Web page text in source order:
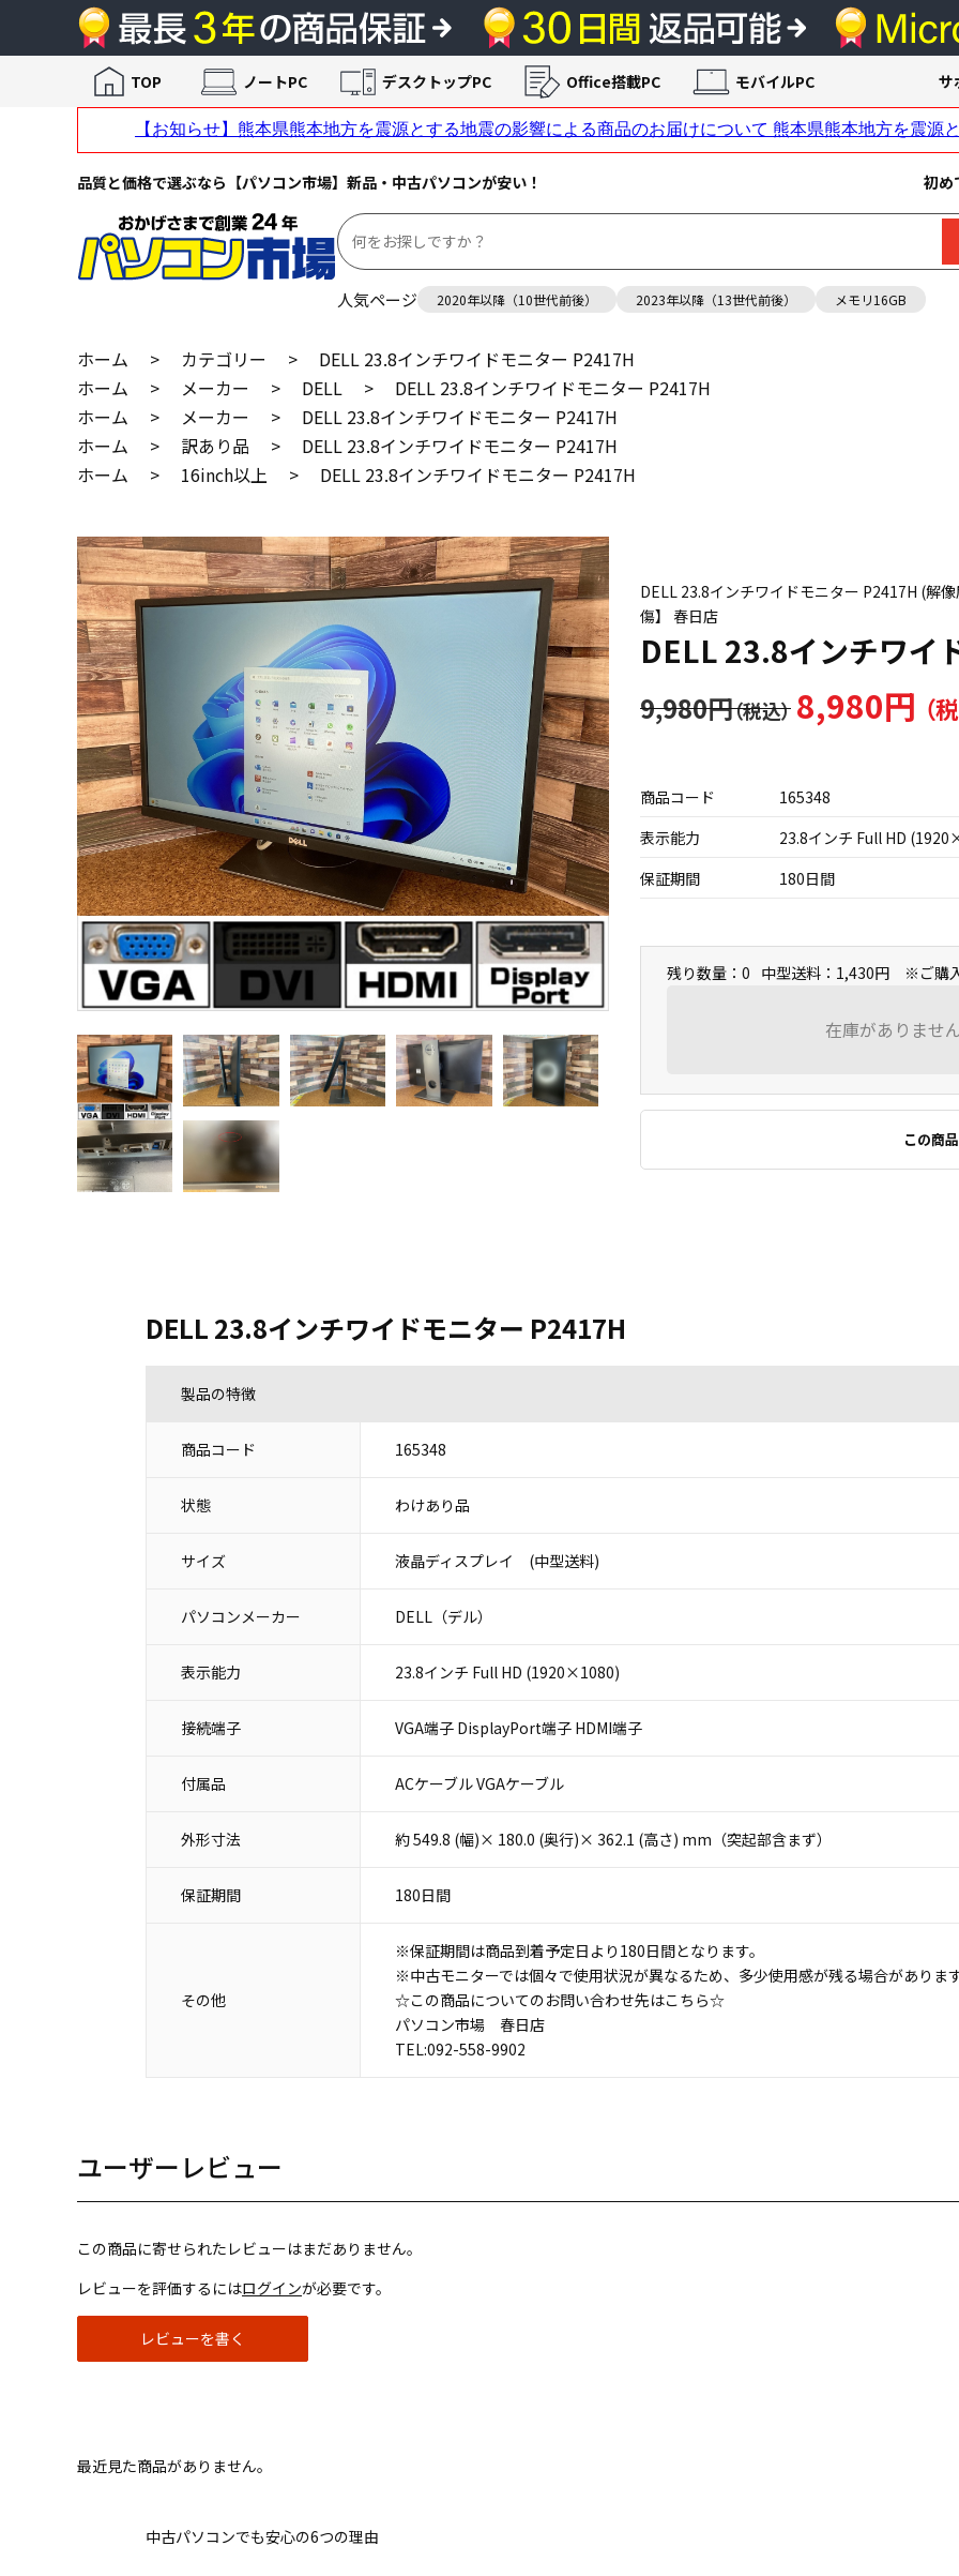
品質と価格で選ぶなら【パソコン市場】新品・中古パソコンが安い！ 初め
人気ページ 2020年以降（10世代前後） 2023年以降（13世代前後） メモリ16GB
TOP ノートPC デスクトップPC Office搭載PC モバイルPC サ
ホーム > カテゴリー >
DELL 23.8インチワイドモニター P2417H
ホーム
> メーカー > DELL >
DELL 23.8インチワイドモニター P2417H
ホーム
> メーカー >
DELL 23.8インチワイドモニター P2417H
ホーム
> 訳あり品 >
DELL 23.8インチワイドモニター P2417H
ホーム
> 16inch以上 > DELL 23.8インチワイドモニター P2417H
DELL 23.8インチワイドモニター P2417H (解
傷】 春日店
DELL 23.8インチワイ
8,980円
9,980円
商品コード
165348
表示能力
23.8インチ Full HD
保証期間
180日間
残り数量：0 中型送料：1,430円 ※ご購
在庫がありませ
この商
DELL 23.8インチワイドモニター P2417H
製品の特徴
商品コード 165348
状態 わけあり品
サイズ 液晶ディスプレイ (中型送料)
パソコンメーカー DELL（デル）
表示能力 23.8インチ Full HD (1920×1080)
接続端子 VGA端子 DisplayPort端子 HDMI端子
付属品 ACケーブル VGAケーブル
外形寸法 約 549.8 (幅)× 180.0 (奥行)× 362.1 (高さ) mm（突起部含まず）
保証期間 180日間
その他
※保証期間は商品到着予定日より180日間となります。
※中古モニターでは個々で使用状況が異なるため、多少使用感が残る場合がありま
☆この商品についてのお問い合わせ先はこちら☆
パソコン市場 春日店
TEL:092-558-9902
ユーザーレビュー
この商品に寄せられたレビューはまだありません。
レビューを評価するにはログインが必要です。
レビューを書く
最近見た商品がありません。
中古パソコンでも安心の6つの理由